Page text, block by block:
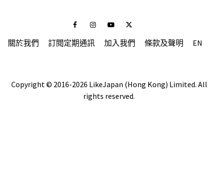
FacebookInstagramYoutubeTwitter
關於我們 訂閱定期通訊 加入我們 條款及聲明 EN
Copyright © 2016-2026 LikeJapan (Hong Kong) Limited. All
rights reserved.